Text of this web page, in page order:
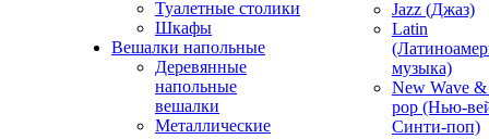
Туалетные столики
Шкафы
Вешалки напольные
Деревянные
напольные
вешалки
Металлические
Jazz (Джаз)
Latin
музыка)
New Wave
pop (Нью-
Синти-поп)